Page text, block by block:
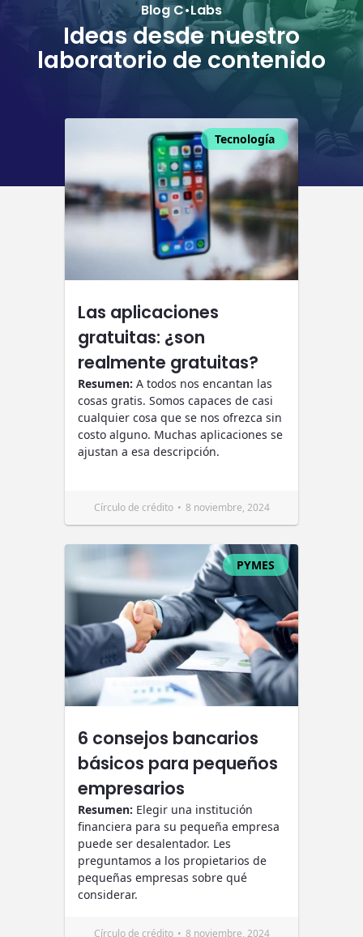
Blog C•Labs
Ideas desde nuestro
laboratorio de contenido​
Tecnología
Las aplicaciones
gratuitas: ¿son
realmente gratuitas?
Resumen: A todos nos encantan las
cosas gratis. Somos capaces de casi
cualquier cosa que se nos ofrezca sin
costo alguno. Muchas aplicaciones se
ajustan a esa descripción.
Círculo de crédito 8 noviembre, 2024
PYMES
6 consejos bancarios
básicos para pequeños
empresarios
Resumen: Elegir una institución
financiera para su pequeña empresa
puede ser desalentador. Les
preguntamos a los propietarios de
pequeñas empresas sobre qué
considerar.
Círculo de crédito 8 noviembre, 2024